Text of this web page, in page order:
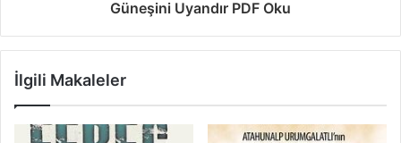
Güneşini Uyandır PDF Oku
İlgili Makaleler